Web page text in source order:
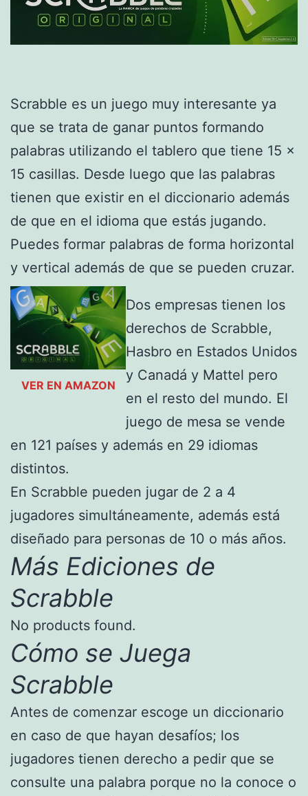
Scrabble es un juego muy interesante ya
que se trata de ganar puntos formando
palabras utilizando el tablero que tiene 15 x
15 casillas. Desde luego que las palabras
tienen que existir en el diccionario además
de que en el idioma que estás jugando.
Puedes formar palabras de forma horizontal
y vertical además de que se pueden cruzar.
VER EN AMAZON
Dos empresas tienen los
derechos de Scrabble,
Hasbro en Estados Unidos
y Canadá y Mattel pero
en el resto del mundo. El
juego de mesa se vende
en 121 países y además en 29 idiomas
distintos.
En Scrabble pueden jugar de 2 a 4
jugadores simultáneamente, además está
diseñado para personas de 10 o más años.
Más Ediciones de
Scrabble
No products found.
Cómo se Juega
Scrabble
Antes de comenzar escoge un diccionario
en caso de que hayan desafíos; los
jugadores tienen derecho a pedir que se
consulte una palabra porque no la conoce o